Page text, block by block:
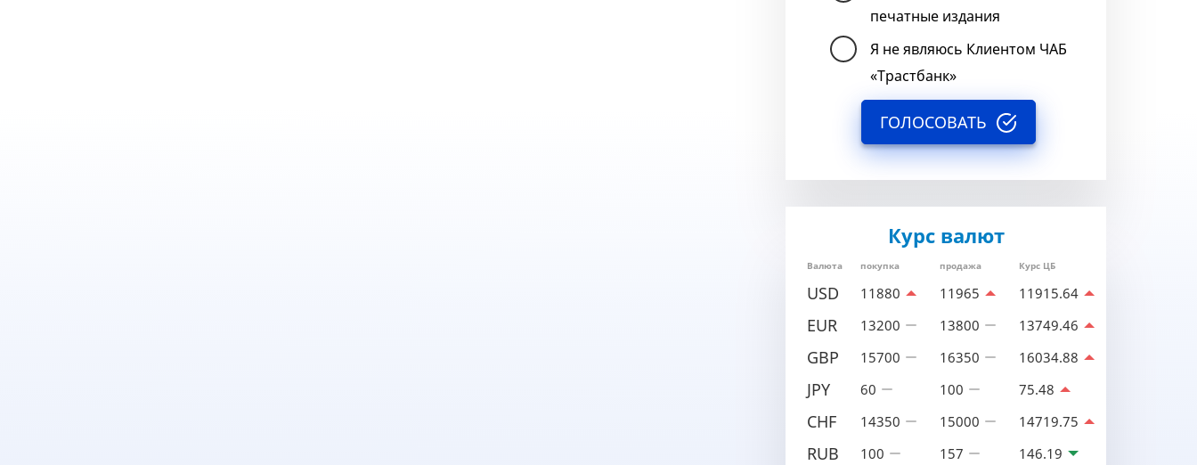
печатные издания
Я не являюсь Клиентом ЧАБ
«Трастбанк»
ГОЛОСОВАТЬ
Курс валют
Валюта покупка продажа Курс ЦБ
USD 11880 11965 11915.64
EUR 13200 13800 13749.46
GBP 15700 16350 16034.88
JPY 60 100 75.48
CHF 14350 15000 14719.75
RUB 100 157 146.19